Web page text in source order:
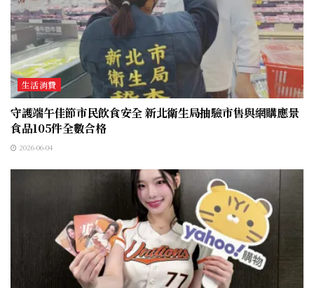
生活消費
守護端午佳節市民飲食安全 新北衛生局抽驗市售與網購應景
食品105件全數合格
2026-06-04